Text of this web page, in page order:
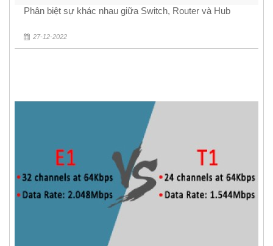
Phân biệt sự khác nhau giữa Switch, Router và Hub
27-12-2022